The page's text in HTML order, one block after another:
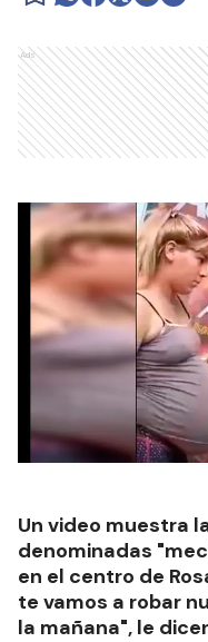
Ads
Un video muestra
denominadas
en el centro de
te vamos a robar
la mañana", le